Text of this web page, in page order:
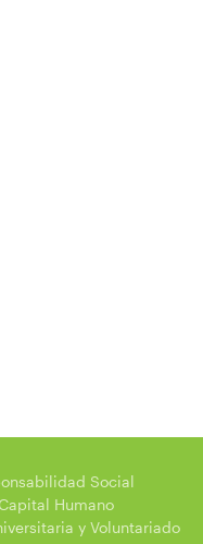
Social
Humano
y Voluntariado